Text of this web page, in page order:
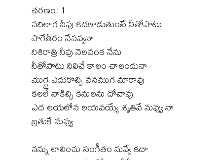
చరణం: 1
నదిలాగ నీవు కదలాడుతుంటే నీతోపాటు
సాగేతీరం నేనవ్వనా
నిశిరాత్రి నీవు నెలవంక నేను
నీతోపాటు నిలిచే కాలం చాలందునా
మొగ్గై ఎదురొచ్చి వనముగ మారావు
కలలే నాకిచ్చి కనులను దోచావు
ఎద లయలోన లయవయ్యే శృతివే నువ్వు నా
బ్రతుకే నువ్వు
నన్ను లాలించు సంగీతం నువ్వే కదా